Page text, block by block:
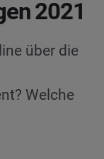
2021
über die
Welche